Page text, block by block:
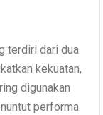
terdiri dari dua
kekuatan,
digunakan
performa